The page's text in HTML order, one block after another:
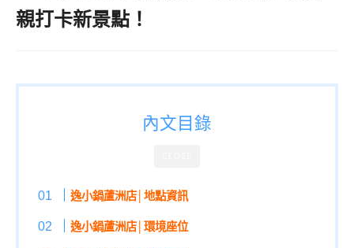
親打卡新景點！
內文目錄
逸小鍋蘆洲店│地點資訊
逸小鍋蘆洲店│環境座位